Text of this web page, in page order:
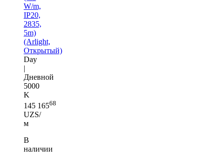
W/m,
IP20,
2835,
5m)
(Arlight,
Открытый)
Day
|
Дневной
5000
K
145 16568
UZS/
м
В
наличии